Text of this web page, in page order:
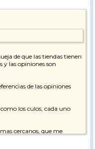
de que las tiendas tienen
y las opiniones son
de las opiniones
los culos, cada uno
cercanos, que me